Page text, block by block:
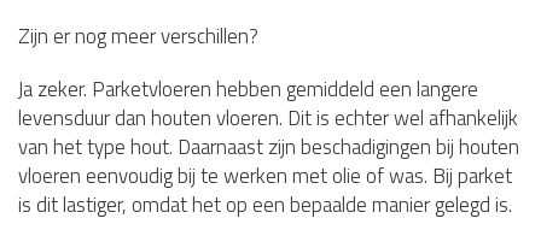
Zijn er nog meer verschillen?
Ja zeker. Parketvloeren hebben gemiddeld een langere
levensduur dan houten vloeren. Dit is echter wel afhankelijk
van het type hout. Daarnaast zijn beschadigingen bij houten
vloeren eenvoudig bij te werken met olie of was. Bij parket
is dit lastiger, omdat het op een bepaalde manier gelegd is.